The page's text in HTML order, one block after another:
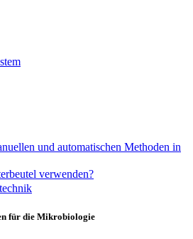
und automatischen Methoden in
verwenden?
für die Mikrobiologie